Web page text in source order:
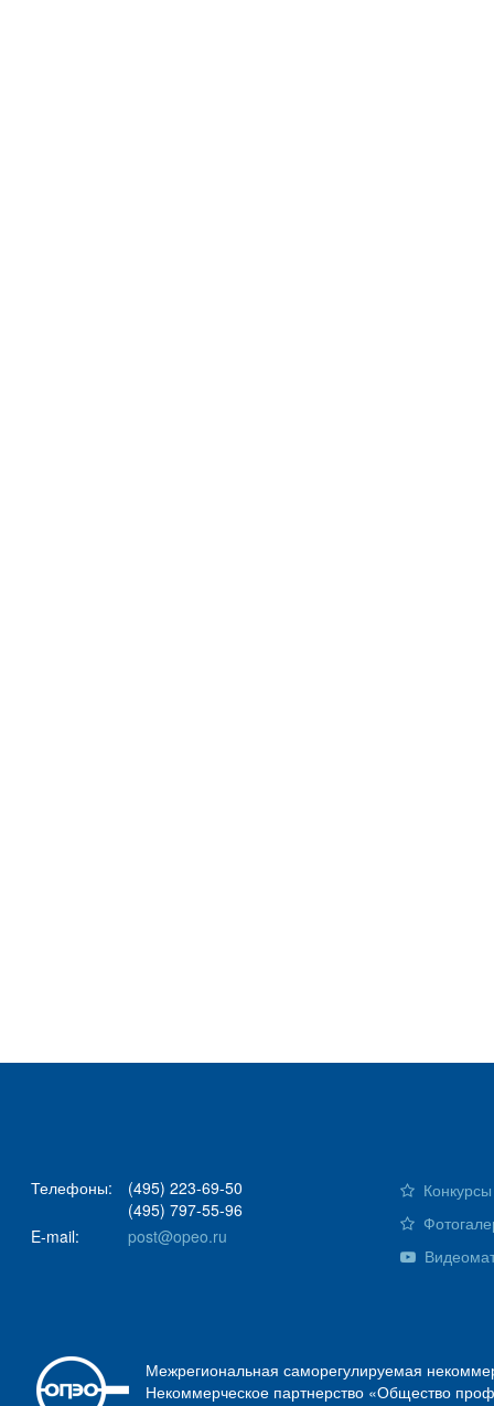
Телефоны:
(495) 223-69-50
(495) 797-55-96
E-mail:
post@opeo.ru
Межрегиональная саморегулируемая
Некоммерческое партнерство «Общество